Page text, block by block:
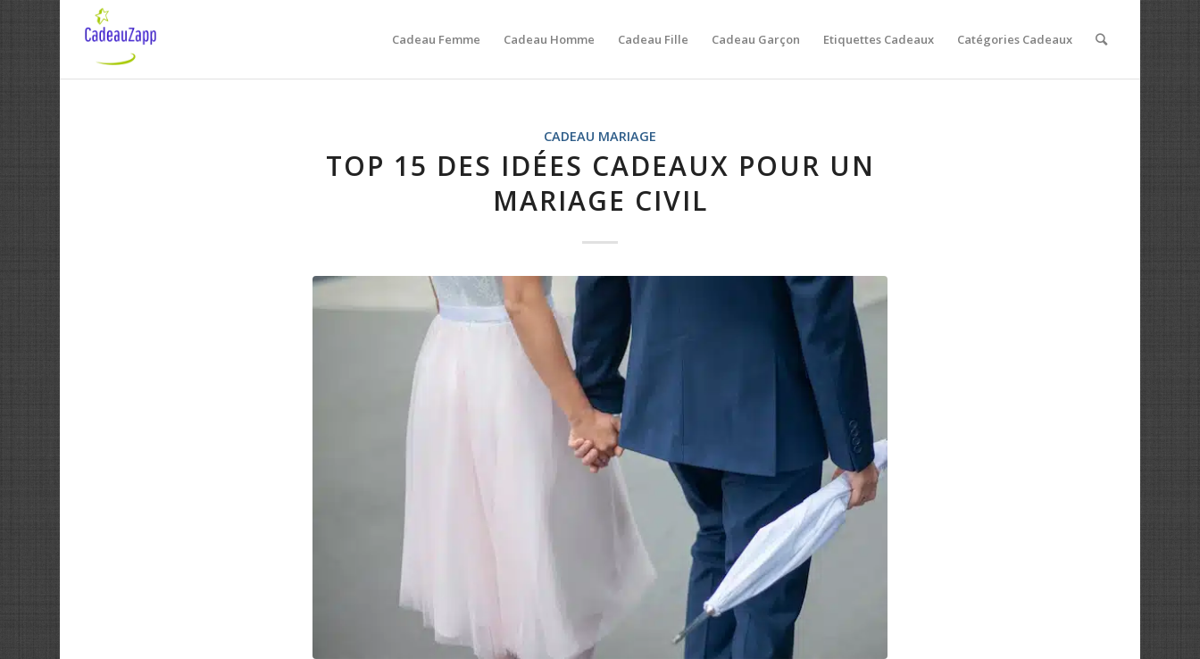
Cadeau Femme Cadeau Homme Cadeau Fille Cadeau Garçon Etiquettes Cadeaux Catégories Cadeaux
CADEAU MARIAGE
TOP 15 DES IDÉES CADEAUX POUR UN
MARIAGE CIVIL